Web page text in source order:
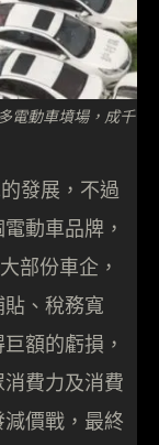
電動車墳場，成千
發展，不過
動車品牌，
部份車企，
、稅務寬
額的虧損，
費力及消費
價戰，最終